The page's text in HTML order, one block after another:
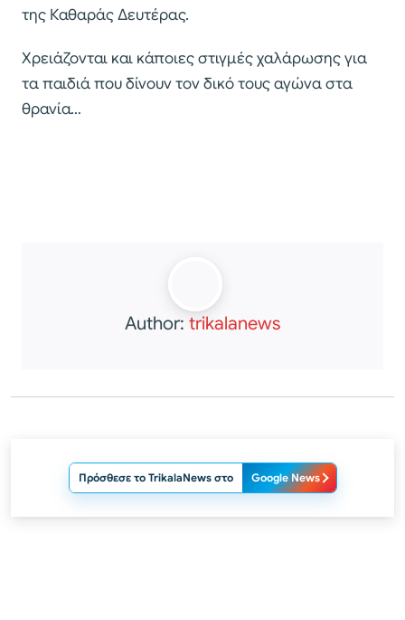
της Καθαράς Δευτέρας.
Χρειάζονται και κάποιες στιγμές χαλάρωσης για
τα παιδιά που δίνουν τον δικό τους αγώνα στα
θρανία…
Author: trikalanews
Πρόσθεσε το TrikalaNews στο Google News